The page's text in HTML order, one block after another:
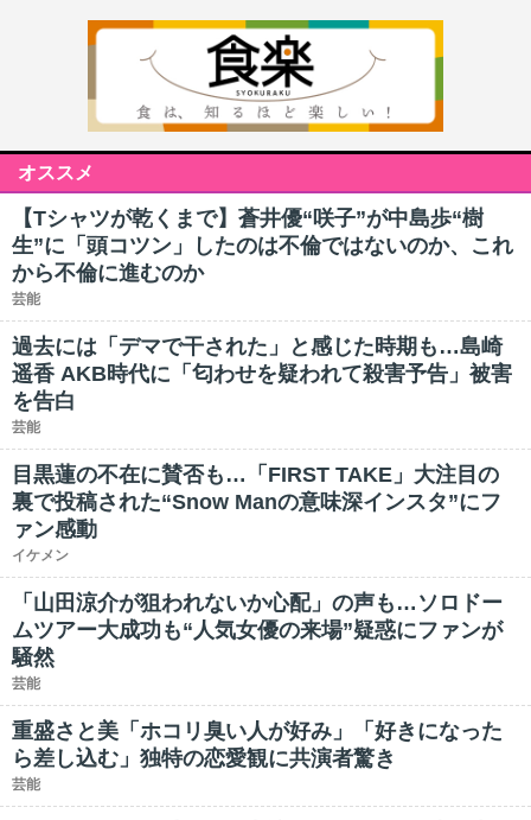
オススメ
【Tシャツが乾くまで】蒼井優“咲子”が中島歩“樹
生”に「頭コツン」したのは不倫ではないのか、これ
から不倫に進むのか
芸能
過去には「デマで干された」と感じた時期も…島崎
遥香 AKB時代に「匂わせを疑われて殺害予告」被害
を告白
芸能
目黒蓮の不在に賛否も…「FIRST TAKE」大注目の
裏で投稿された“Snow Manの意味深インスタ”にフ
ァン感動
イケメン
「山田涼介が狙われないか心配」の声も…ソロドー
ムツアー大成功も“人気女優の来場”疑惑にファンが
騒然
芸能
重盛さと美「ホコリ臭い人が好み」「好きになった
ら差し込む」独特の恋愛観に共演者驚き
芸能